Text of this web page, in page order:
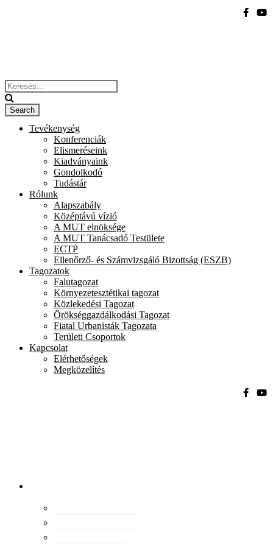
Tevékenység
Konferenciák
Elismeréseink
Kiadványaink
Gondolkodó
Tudástár
Rólunk
Alapszabály
Középtávú vízió
A MUT elnöksége
A MUT Tanácsadó Testülete
ECTP
Ellenőrző- és Számvizsgáló Bizottság (ESZB)
Tagozatok
Falutagozat
Környezetesztétikai tagozat
Közlekedési Tagozat
Örökséggazdálkodási Tagozat
Fiatal Urbanisták Tagozata
Területi Csoportok
Kapcsolat
Elérhetőségek
Megközelítés